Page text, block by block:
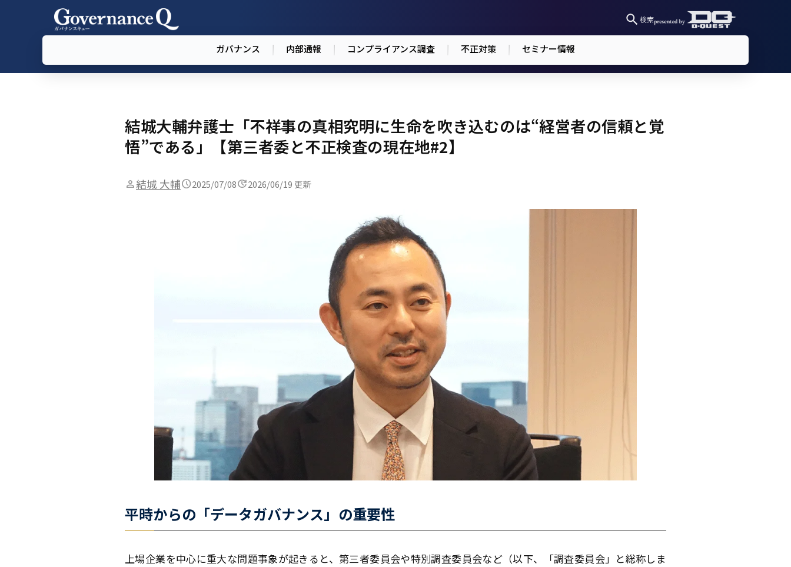
検索
ガバナンス 内部通報 コンプライアンス調査 不正対策 セミナー情報
結城大輔弁護士「不祥事の真相究明に生命を吹き込むのは“経営者の信頼と覚
悟”である」【第三者委と不正検査の現在地#2】
結城 大輔 2025/07/08 2026/06/19 更新
平時からの「データガバナンス」の重要性
上場企業を中心に重大な問題事象が起きると、第三者委員会や特別調査委員会など（以下、「調査委員会」と総称しま